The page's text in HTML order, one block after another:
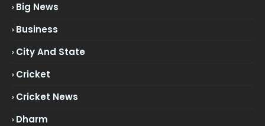
Big News
Business
City And State
Cricket
Cricket News
Dharm